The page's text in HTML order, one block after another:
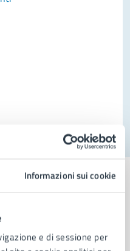
Informazioni sui cookie
e di sessione per